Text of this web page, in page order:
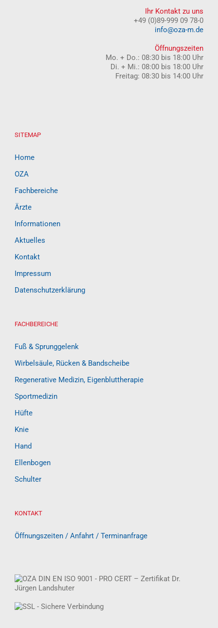
Ihr Kontakt zu uns
+49 (0)89-999 09 78-0
info@oza-m.de
Öffnungszeiten
Mo. + Do.: 08:30 bis 18:00 Uhr
Di. + Mi.: 08:00 bis 18:00 Uhr
Freitag: 08:30 bis 14:00 Uhr
SITEMAP
Home
OZA
Fachbereiche
Ärzte
Informationen
Aktuelles
Kontakt
Impressum
Datenschutzerklärung
FACHBEREICHE
Fuß & Sprunggelenk
Wirbelsäule, Rücken & Bandscheibe
Regenerative Medizin, Eigenbluttherapie
Sportmedizin
Hüfte
Knie
Hand
Ellenbogen
Schulter
KONTAKT
Öffnungszeiten / Anfahrt / Terminanfrage